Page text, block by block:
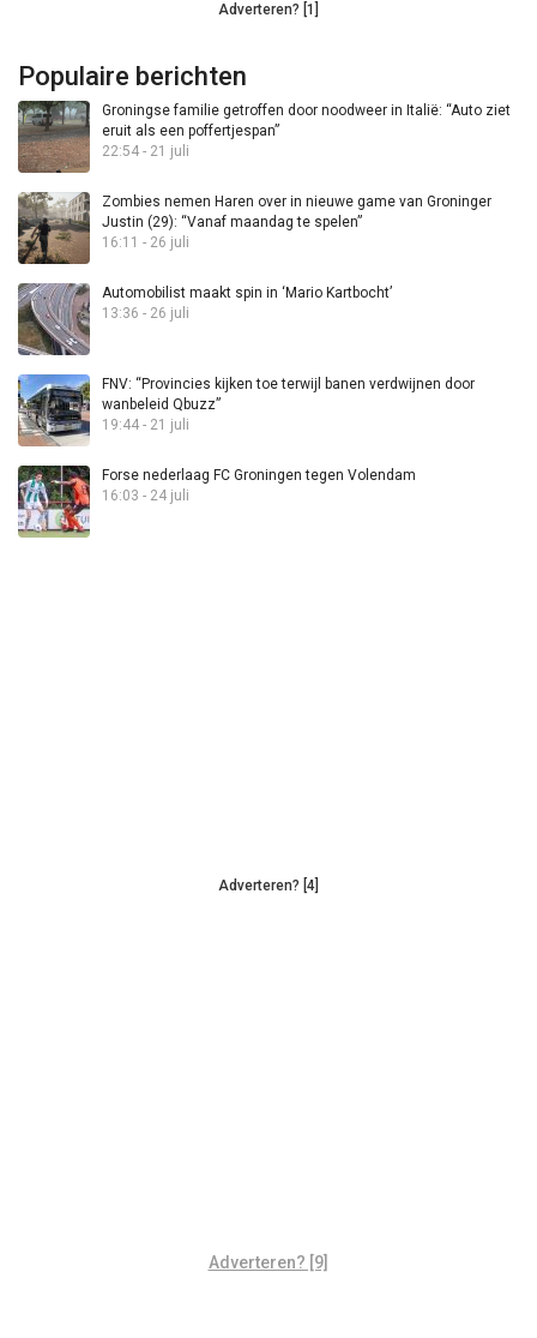
Adverteren? [1]
Populaire berichten
Groningse familie getroffen door noodweer in Italië: “Auto ziet
eruit als een poffertjespan”
22:54 - 21 juli
Zombies nemen Haren over in nieuwe game van Groninger
Justin (29): “Vanaf maandag te spelen”
16:11 - 26 juli
Automobilist maakt spin in ‘Mario Kartbocht’
13:36 - 26 juli
FNV: “Provincies kijken toe terwijl banen verdwijnen door
wanbeleid Qbuzz”
19:44 - 21 juli
Forse nederlaag FC Groningen tegen Volendam
16:03 - 24 juli
Adverteren? [4]
Adverteren? [9]